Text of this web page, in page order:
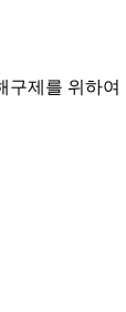
제를 위하